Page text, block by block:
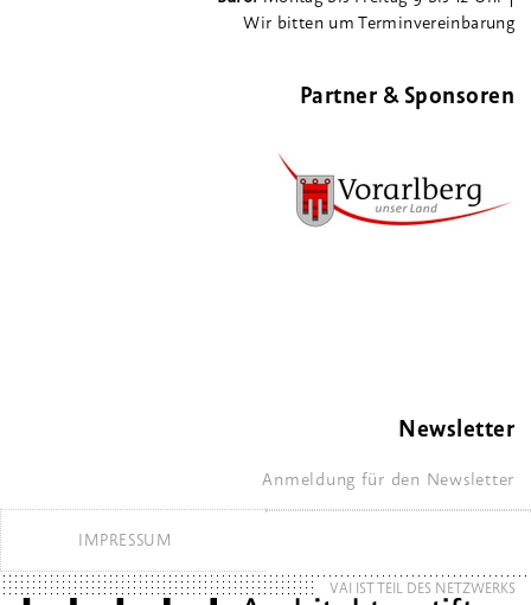
Wir bitten um Terminvereinbarung
Partner & Sponsoren
Newsletter
Anmeldung für den Newsletter
IMPRESSUM
VAI IST TEIL DES NETZWERKS